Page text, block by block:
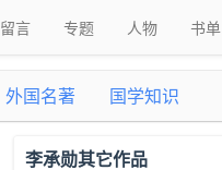
留言 专题 人物 书单
外国名著 国学知识
李承勋其它作品